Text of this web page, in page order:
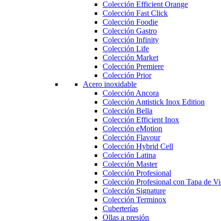
Colección Efficient Orange
Colección Fast Click
Colección Foodie
Colección Gastro
Colección Infinity
Colección Life
Colección Market
Colección Premiere
Colección Prior
Acero inoxidable
Colección Ancora
Colección Antistick Inox Edition
Colección Bella
Colección Efficient Inox
Colección eMotion
Colección Flavour
Colección Hybrid Cell
Colección Latina
Colección Master
Colección Profesional
Colección Profesional con Tapa de
Colección Signature
Colección Terminox
Cuberterías
Ollas a presión